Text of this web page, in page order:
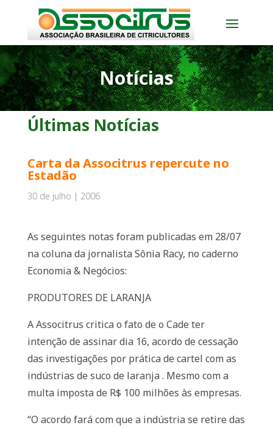
Notícias
Últimas Notícias
Carta da Associtrus repercute no
Estadão
30 de julho | 2006
As seguintes notas foram publicadas em 28/07
na coluna da jornalista Sônia Racy, no caderno
Economia & Negócios:
PRODUTORES DE LARANJA
A Associtrus critica o fato de o Cade ter
intenção de assinar dia 16, acordo de cessação
das investigações por prática de cartel com as
indústrias de suco de laranja . Mesmo com a
multa imposta de R$ 100 milhões às empresas.
“O acordo fará com que a indústria se retire das